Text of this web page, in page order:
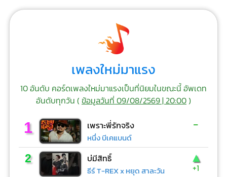
เพลงใหม่มาแรง
10 อันดับ คอร์ดเพลงใหม่มาแรงเป็นที่นิยมในขณะนี้ อัพเดท
อันดับทุกวัน (ข้อมูลวันที่ 09/08/2569 | 20:00)
1 เพราะพี่รักจริง
หนึ่ง บีเคแบนด์
-
2 บ่มีสิทธิ์
ธีร์ T-REX x หยุด สาละวัน
▲
+1